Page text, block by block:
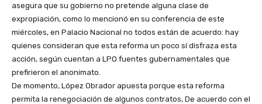
asegura que su gobierno no pretende alguna clase de
expropiación, como lo mencionó en su conferencia de este
miércoles, en Palacio Nacional no todos están de acuerdo: hay
quienes consideran que esta reforma un poco sí disfraza esta
acción, según cuentan a LPO fuentes gubernamentales que
prefirieron el anonimato.
De momento, López Obrador apuesta porque esta reforma
permita la renegociación de algunos contratos, De acuerdo con el